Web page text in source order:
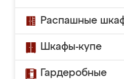
Распашные
Шкафы-купе
Гардеробные